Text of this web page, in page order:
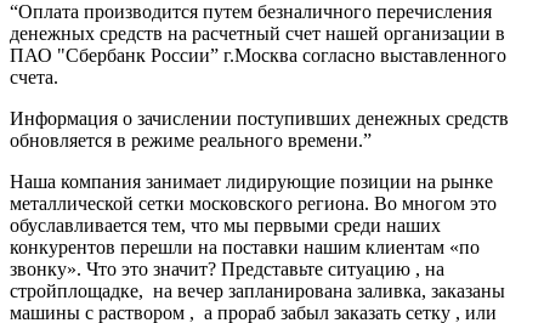
“Оплата производится путем безналичного перечисления
денежных средств на расчетный счет нашей организации в
ПАО "Сбербанк России” г.Москва согласно выставленного
счета.
Информация о зачислении поступивших денежных средств
обновляется в режиме реального времени.”
Наша компания занимает лидирующие позиции на рынке
металлической сетки московского региона. Во многом это
обуславливается тем, что мы первыми среди наших
конкурентов перешли на поставки нашим клиентам «по
звонку». Что это значит? Представьте ситуацию , на
стройплощадке, на вечер запланирована заливка, заказаны
машины с раствором , а прораб забыл заказать сетку , или